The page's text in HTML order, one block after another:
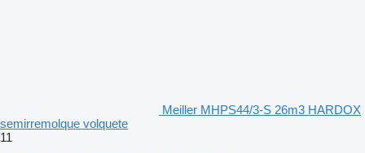
Meiller MHPS44/3-S 26m3 HARDOX
semirremolque volquete
11